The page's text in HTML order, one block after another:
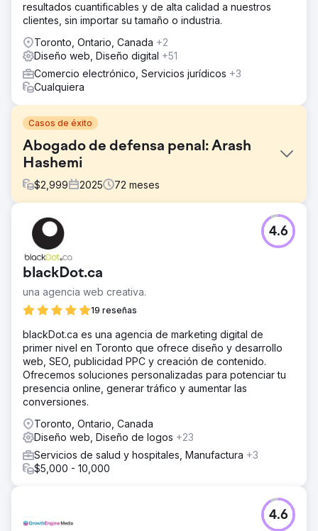
resultados cuantificables y de alta calidad a nuestros
clientes, sin importar su tamaño o industria.
Toronto, Ontario, Canada +2
Diseño web, Diseño digital +51
Comercio electrónico, Servicios jurídicos +3
Cualquiera
Casos de éxito
Abogado de defensa penal: Arash
Hashemi
$2,999 2025 72 meses
El reto
El cliente, un abogado defensor, tenía un sitio web
obsoleto y poco visible en los motores de búsqueda. A
los clientes potenciales les costaba encontrar sus
servicios en línea, y el sitio web carecía del diseño y la
estructura profesionales necesarios para generar
confianza y generar consultas.
Rediseñamos su sitio web para reflejar la credibilidad y el
profesionalismo de su bufete, optimizándolo tanto para la
experiencia del usuario como para los motores de
búsqueda. Mediante estrategias SEO específicas,
mejoramos significativamente su visibilidad online y su
posicionamiento en buscadores. Como resultado,
empezó a atraer más clientes potenciales cualificados y
observó un aumento notable en las solicitudes de
consulta.
El resultado
Los Ángeles" y "abogado de DUI cerca de mí" dentro de
90 días.
blackDot.ca
una agencia web creativa.
19 reseñas
4.6
blackDot.ca es una agencia de marketing digital de
primer nivel en Toronto que ofrece diseño y desarrollo
web, SEO, publicidad PPC y creación de contenido.
Ofrecemos soluciones personalizadas para potenciar tu
presencia online, generar tráfico y aumentar las
conversiones.
Toronto, Ontario, Canada
Diseño web, Diseño de logos +23
Servicios de salud y hospitales, Manufactura +3
$5,000 - 10,000
4.6